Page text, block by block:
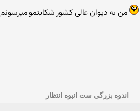
من به دیوان عالی کشور شکایتمو میرسونم
اندوه بزرگی ست انبوه انتظار